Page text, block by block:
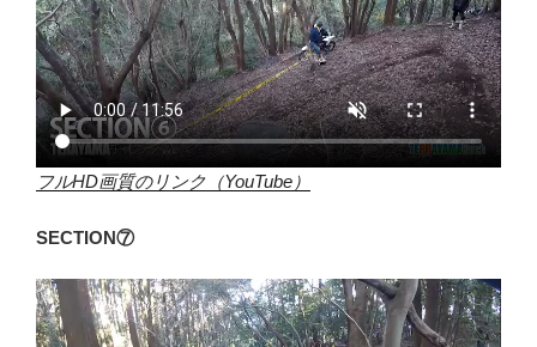
フルHD画質のリンク（YouTube）
SECTION⑦